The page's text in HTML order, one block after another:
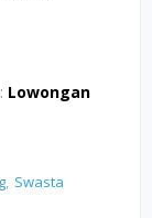
Lowongan
Swasta